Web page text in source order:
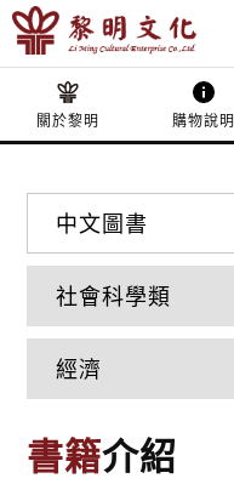
關於黎明 購物說明
書籍介紹